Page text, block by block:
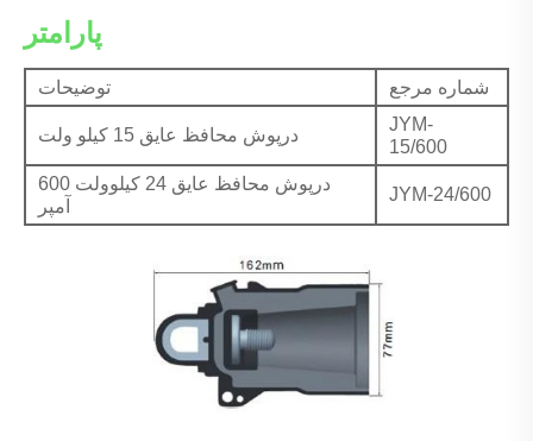
پارامتر
توضیحات شماره مرجع
درپوش محافظ عایق 15 کیلو ولت
JYM-
15/600
درپوش محافظ عایق 24 کیلوولت 600
آمپر
JYM-24/600